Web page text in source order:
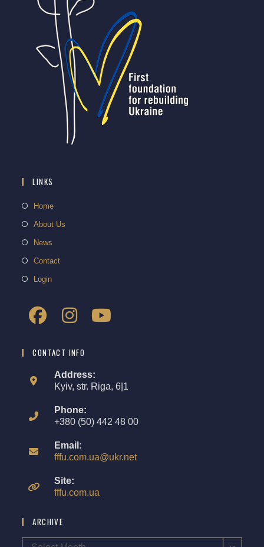
LINKS
Home
About Us
News
Contact
Login
CONTACT INFO
Address:
Kyiv, str. Riga, 6|1
Phone:
+380 (50) 442 48 00
Email:
fffu.com.ua@ukr.net
Site:
fffu.com.ua
ARCHIVE